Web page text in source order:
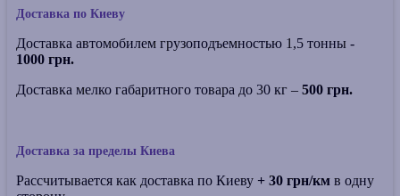
Доставка по Киеву
Доставка автомобилем грузоподъемностью 1,5 тонны -
1000 грн.
Доставка мелко габаритного товара до 30 кг – 500 грн.
Доставка за пределы Киева
Рассчитывается как доставка по Киеву + 30 грн/км в одну